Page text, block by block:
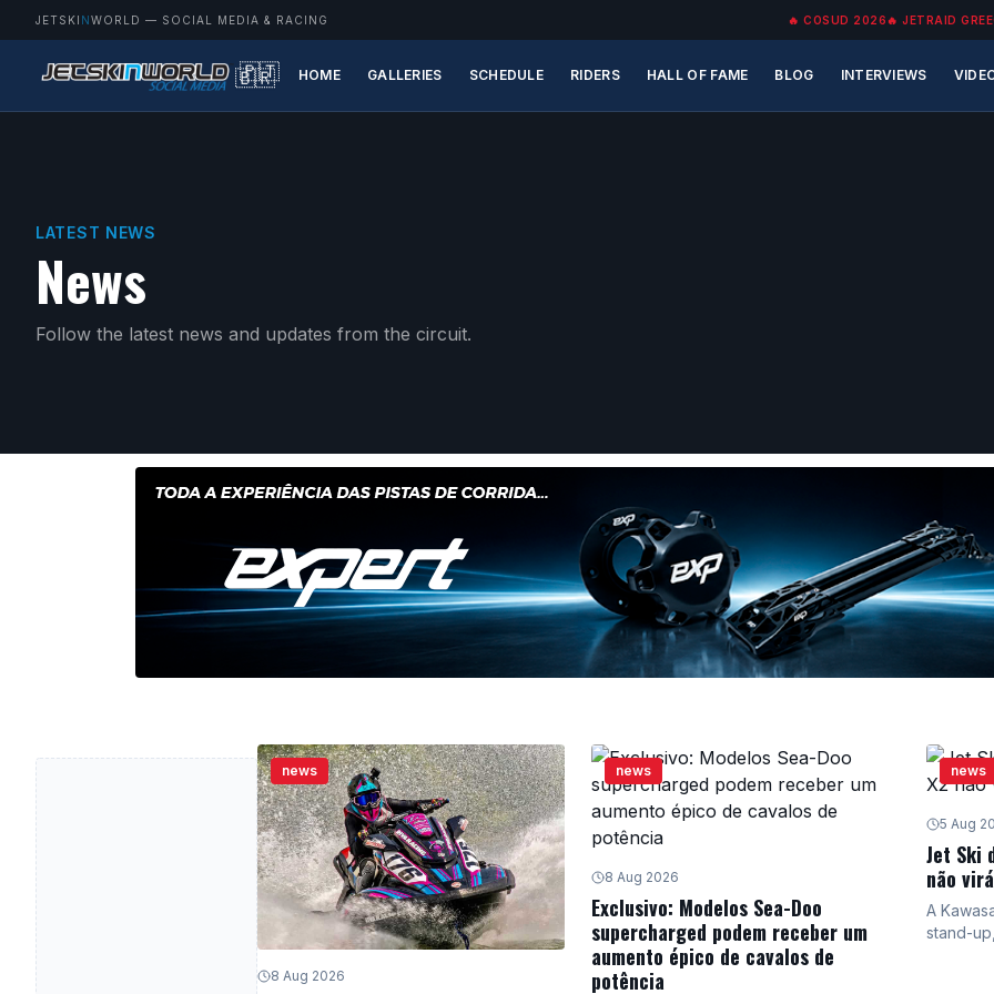
JETSKI NWORLD — SOCIAL MEDIA & RACING 🔥 COSUD 2026🔥 JETRAID
🇵🇹
🇧🇷 HOME GALLERIES SCHEDULE RIDERS HALL OF FAME BLOG INTERVIEWS
LATEST NEWS
News
Follow the latest news and updates from the circuit.
news
8 Aug 2026
news
8 Aug 2026
Exclusivo: Modelos Sea-Doo
supercharged podem receber um
aumento épico de cavalos de
potência
news
5 Aug
Jet Ski
não
A
stand-